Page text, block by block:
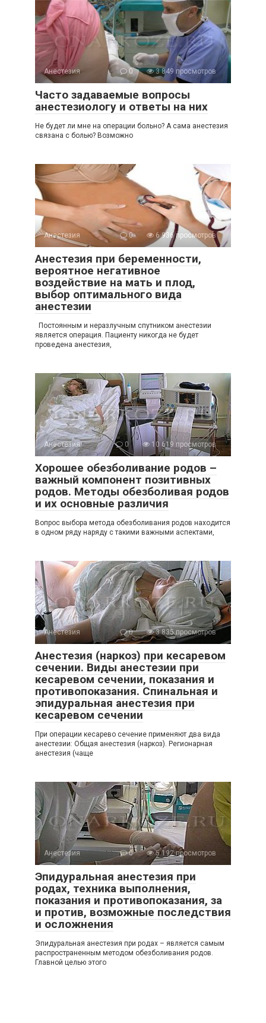
Анестезия 0 3 849 просмотров
Часто задаваемые вопросы
анестезиологу и ответы на них
Не будет ли мне на операции больно? А сама анестезия
связана с болью? Возможно
Анестезия 0 6 936 просмотров
Анестезия при беременности,
вероятное негативное
воздействие на мать и плод,
выбор оптимального вида
анестезии
Постоянным и неразлучным спутником анестезии
является операция. Пациенту никогда не будет
проведена анестезия,
Анестезия 0 10 619 просмотров
Хорошее обезболивание родов –
важный компонент позитивных
родов. Методы обезболивая родов
и их основные различия
Вопрос выбора метода обезболивания родов находится
в одном ряду наряду с такими важными аспектами,
Анестезия 0 3 835 просмотров
Анестезия (наркоз) при кесаревом
сечении. Виды анестезии при
кесаревом сечении, показания и
противопоказания. Спинальная и
эпидуральная анестезия при
кесаревом сечении
При операции кесарево сечение применяют два вида
анестезии: Общая анестезия (наркоз). Регионарная
анестезия (чаще
Анестезия 0 5 192 просмотров
Эпидуральная анестезия при
родах, техника выполнения,
показания и противопоказания, за
и против, возможные последствия
и осложнения
Эпидуральная анестезия при родах – является самым
распространенным методом обезболивания родов.
Главной целью этого